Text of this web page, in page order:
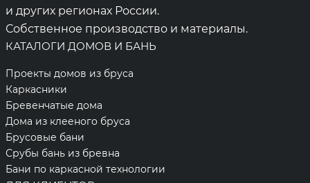
и других регионах России.
Собственное производство и материалы.
КАТАЛОГИ ДОМОВ И БАНЬ
Проекты домов из бруса
Каркасники
Бревенчатые дома
Дома из клееного бруса
Брусовые бани
Срубы бань из бревна
Бани по каркасной технологии